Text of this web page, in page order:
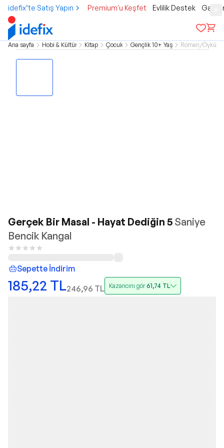
idefix’te Satış Yapın Premium'u Keşfet Evlilik Destek
Ana sayfa Hobi & Kültür Kitap Çocuk Gençlik 10+ Yaş Roman/Öykü
Gerçek Bir Masal - Hayat Dediğin 5 Saniye
Bencik Kangal
Sepette İndirim
185,22 TL246,96 TL Kazancını gör61,74 TL